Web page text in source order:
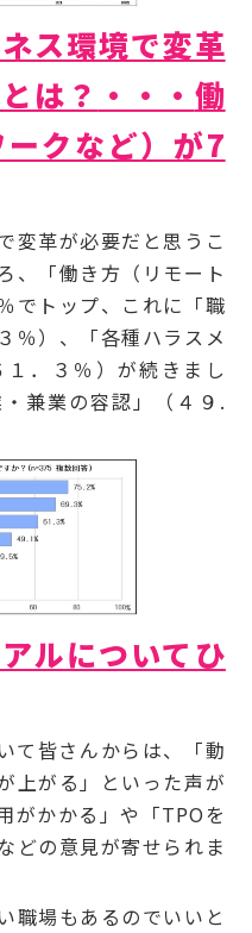
ス環境で変革
は？ ・・・ 働
クなど）が7
変革が必要だと思うこ
、「働き方（リモート
でトップ、これに「職
％）、「各種ハラスメ
．３％）が続きまし
兼業の容認」（４９.
ルについてひ
て皆さんからは、「動
上がる」といった声が
がかかる」や「TPOを
どの意見が寄せられま
職場もあるのでいいと